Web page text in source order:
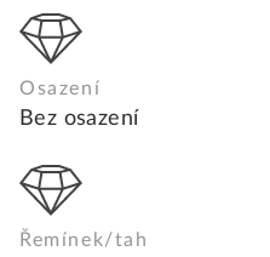
Osazení
Bez osazení
Řemínek/tah